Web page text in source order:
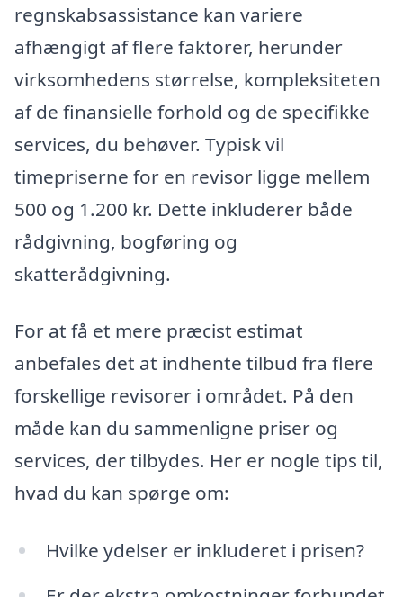
regnskabsassistance kan variere
afhængigt af flere faktorer, herunder
virksomhedens størrelse, kompleksiteten
af de finansielle forhold og de specifikke
services, du behøver. Typisk vil
timepriserne for en revisor ligge mellem
500 og 1.200 kr. Dette inkluderer både
rådgivning, bogføring og
skatterådgivning.
For at få et mere præcist estimat
anbefales det at indhente tilbud fra flere
forskellige revisorer i området. På den
måde kan du sammenligne priser og
services, der tilbydes. Her er nogle tips til,
hvad du kan spørge om:
Hvilke ydelser er inkluderet i prisen?